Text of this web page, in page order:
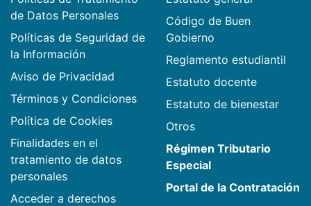
de Datos Personales
Políticas de Seguridad de
la Información
Aviso de Privacidad
Términos y Condiciones
Política de Cookies
Finalidades en el
tratamiento de datos
personales
Acceder a derechos
Código de Buen
Gobierno
Reglamento estudiantil
Estatuto docente
Estatuto de bienestar
Otros
Régimen Tributario
Especial
Portal de la Contratación